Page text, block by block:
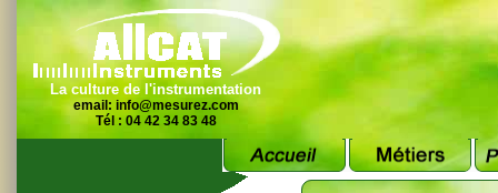
La culture de l'instrumentation
email: info@mesurez.com
Tél : 04 42 34 83 48